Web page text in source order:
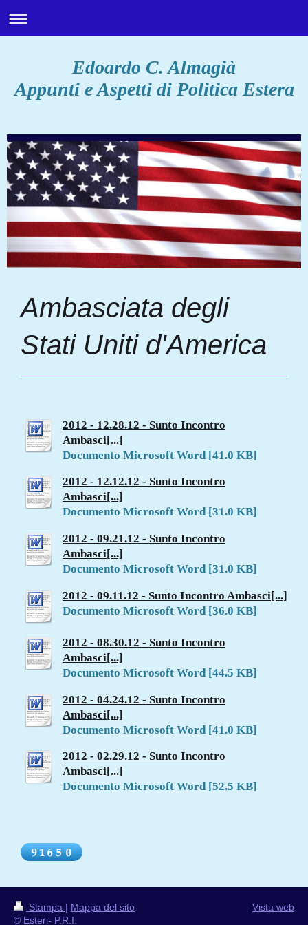
Edoardo C. Almagià
Appunti e Aspetti di Politica Estera
Ambasciata degli
Stati Uniti d'America
2012 - 12.28.12 - Sunto Incontro
Ambasci[...]
Documento Microsoft Word [41.0 KB]
2012 - 12.12.12 - Sunto Incontro
Ambasci[...]
Documento Microsoft Word [31.0 KB]
2012 - 09.21.12 - Sunto Incontro
Ambasci[...]
Documento Microsoft Word [31.0 KB]
2012 - 09.11.12 - Sunto Incontro Ambasci[...]
Documento Microsoft Word [36.0 KB]
2012 - 08.30.12 - Sunto Incontro
Ambasci[...]
Documento Microsoft Word [44.5 KB]
2012 - 04.24.12 - Sunto Incontro
Ambasci[...]
Documento Microsoft Word [41.0 KB]
2012 - 02.29.12 - Sunto Incontro
Ambasci[...]
Documento Microsoft Word [52.5 KB]
Stampa | Mappa del sito
© Esteri- P.R.I.
Vista web